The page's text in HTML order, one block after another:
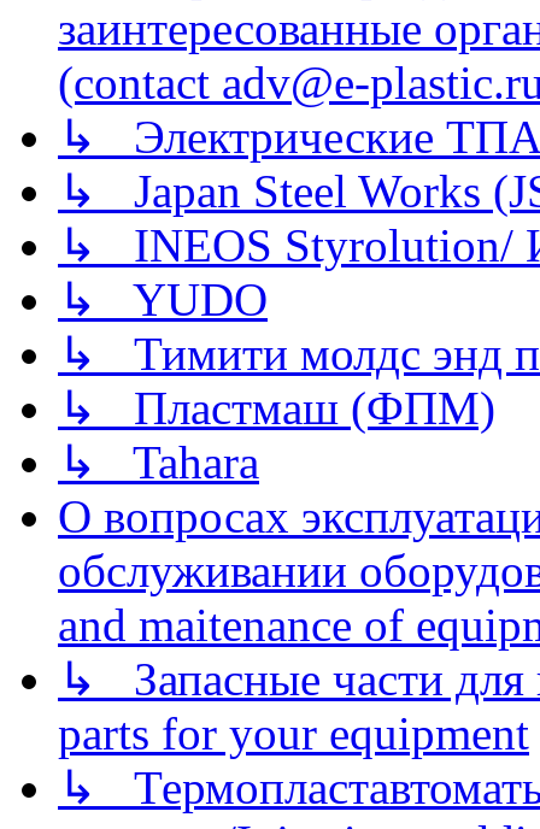
заинтересованные
(contact adv@e-
↳ Электрические
↳ Japan Steel Works
↳ INEOS
↳ YUDO
↳ Тимити молдс энд
↳ Пластмаш (ФПМ)
↳ Tahara
О вопросах
обслуживании
and maitenance of
↳ Запасные части для
parts for your equipment
↳